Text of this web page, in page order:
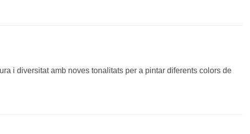
i diversitat amb noves tonalitats per a pintar diferents colors de